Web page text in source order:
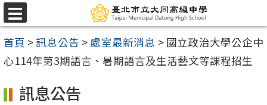
跳
至
主
要
容
選
單
首頁 >訊息公告 > 處室最新消息 > 國立政治大學公企中
心114年第3期語言、暑期語言及生活藝文等課程招生
訊息公告